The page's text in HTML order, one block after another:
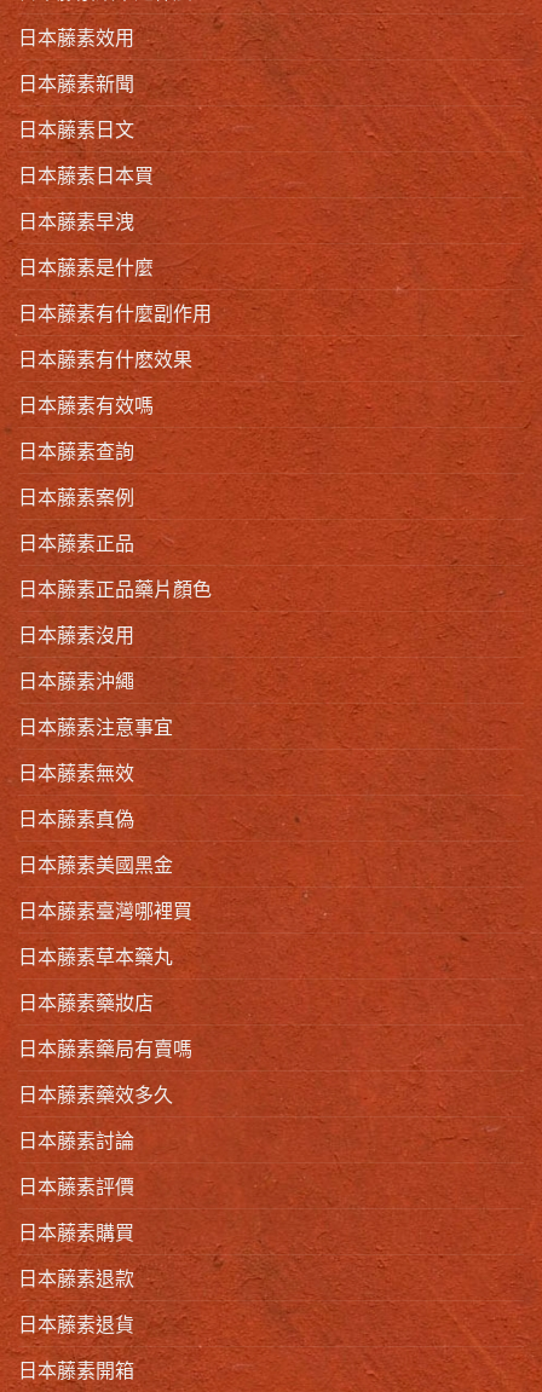
日本藤素效用
日本藤素新聞
日本藤素日文
日本藤素日本買
日本藤素早洩
日本藤素是什麼
日本藤素有什麼副作用
日本藤素有什麽效果
日本藤素有效嗎
日本藤素查詢
日本藤素案例
日本藤素正品
日本藤素正品藥片顏色
日本藤素沒用
日本藤素沖繩
日本藤素注意事宜
日本藤素無效
日本藤素真偽
日本藤素美國黑金
日本藤素臺灣哪裡買
日本藤素草本藥丸
日本藤素藥妝店
日本藤素藥局有賣嗎
日本藤素藥效多久
日本藤素討論
日本藤素評價
日本藤素購買
日本藤素退款
日本藤素退貨
日本藤素開箱